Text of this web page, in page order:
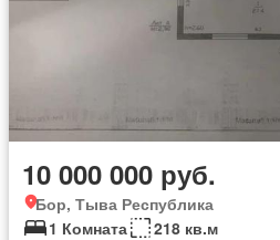
10 000 000 руб.
Бор, Тыва Республика
1 Комната
218 кв.м